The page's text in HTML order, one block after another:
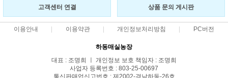
고객센터 연결 상품 문의 게시판
이용안내 이용약관 개인정보처리방침 PC버전
하동매실농장
대표 : 조명희 ㅣ 개인정보 보호 책임자 : 조명희
사업자 등록번호 : 803-25-00697
통신판매업신고번호 : 제2002-경남하동-26호